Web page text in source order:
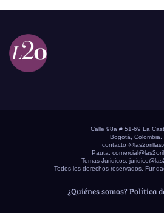
Calle 98a # 51-69 La
Bogotá, Colombia.
contacto
Pauta:
Temas Juridicos:
Todos los derechos reservados.
¿Quiénes somos? Política